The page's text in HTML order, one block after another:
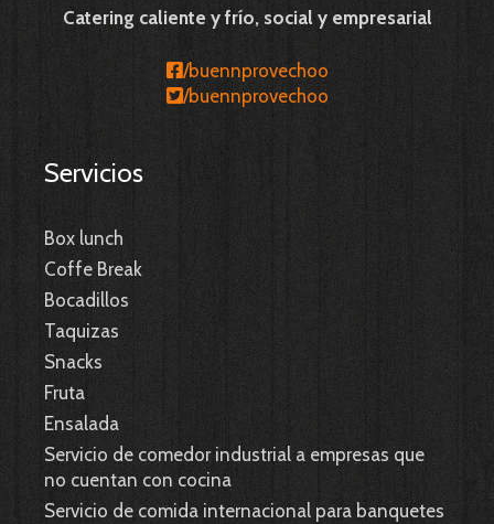
Catering caliente y frío, social y empresarial
/buennprovechoo
/buennprovechoo
Servicios
Box lunch
Coffe Break
Bocadillos
Taquizas
Snacks
Fruta
Ensalada
Servicio de comedor industrial a empresas que
no cuentan con cocina
Servicio de comida internacional para banquetes